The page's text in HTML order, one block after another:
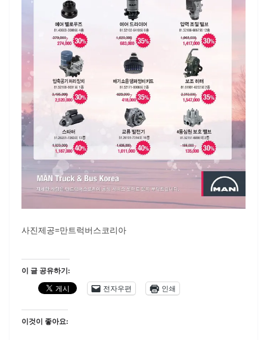
사진제공=만트럭버스코리아
이 글 공유하기:
전자우편
인쇄
이것이 좋아요: